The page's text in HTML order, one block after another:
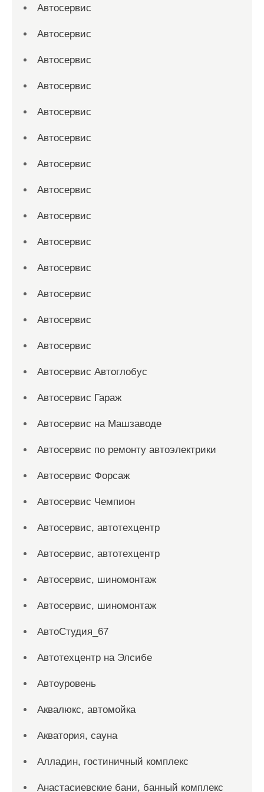
Автосервис
Автосервис
Автосервис
Автосервис
Автосервис
Автосервис
Автосервис
Автосервис
Автосервис
Автосервис
Автосервис
Автосервис
Автосервис
Автосервис
Автосервис Автоглобус
Автосервис Гараж
Автосервис на Машзаводе
Автосервис по ремонту автоэлектрики
Автосервис Форсаж
Автосервис Чемпион
Автосервис, автотехцентр
Автосервис, автотехцентр
Автосервис, шиномонтаж
Автосервис, шиномонтаж
АвтоСтудия_67
Автотехцентр на Элсибе
Автоуровень
Аквалюкс, автомойка
Акватория, сауна
Алладин, гостиничный комплекс
Анастасиевские бани, банный комплекс